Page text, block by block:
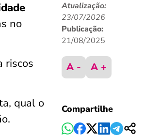
no
riscos
qual o
Atualização:
23/07/2026
Publicação:
21/08/2025
A - A +
Compartilhe